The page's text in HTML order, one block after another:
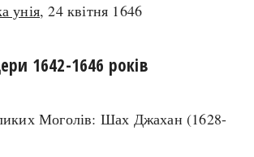
унія, 24 квітня 1646
1642-1646 років
Моголів: Шах Джахан (1628-